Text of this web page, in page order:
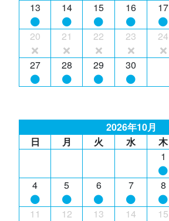
13 14 15 16 17
20 21 22 23 24
27 28 29 30
2026年10月
日
月 火 水 木
1
4 5 6 7 8
11 12 13 14 15